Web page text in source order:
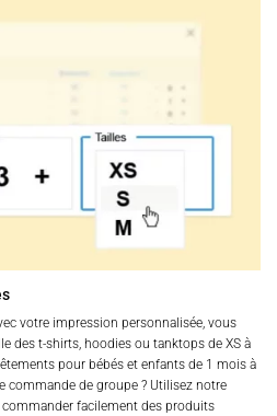
votre impression personnalisée, vous
des t-shirts, hoodies ou tanktops de XS à
pour bébés et enfants de 1 mois à
commande de groupe ? Utilisez notre
facilement des produits